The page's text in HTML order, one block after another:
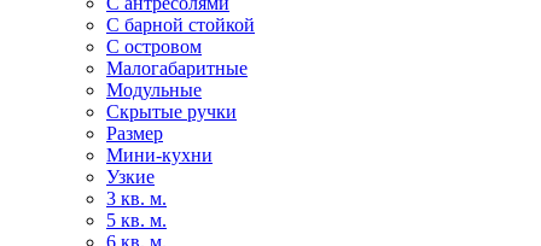
С барной стойкой
С островом
Малогабаритные
Модульные
Скрытые ручки
Размер
Мини-кухни
Узкие
3 кв. м.
5 кв. м.
6 кв. м.